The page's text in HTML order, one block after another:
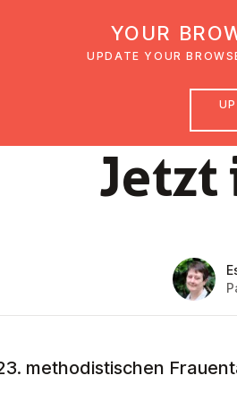
Gemeinden
Jetzt
methodistischen
YOUR
UPDATE YOUR